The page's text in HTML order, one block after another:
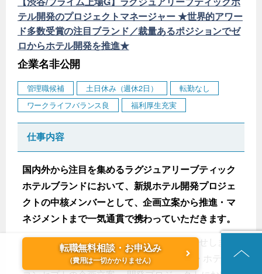
テル開発のプロジェクトマネージャー ★世界的アワー
ド多数受賞の注目ブランド／裁量あるポジションでゼ
ロからホテル開発を推進★
企業名非公開
管理職候補 土日休み（週休2日）
転勤なし
ワークライフバランス良
福利厚生充実
仕事内容
国内外から注目を集めるラグジュアリーブティック
ホテルブランドにおいて、新規ホテル開発プロジェ
クトの中核メンバーとして、企画立案から推進・マ
ネジメントまで一気通貫で携わっていただきます。
ご経験やご志向に応じ、以下の業務をお任せしま
す。 ＜プロジェクトマネジメント業務＞ ・ホテル
転職無料相談・お申込み
(費用は一切かかりません)